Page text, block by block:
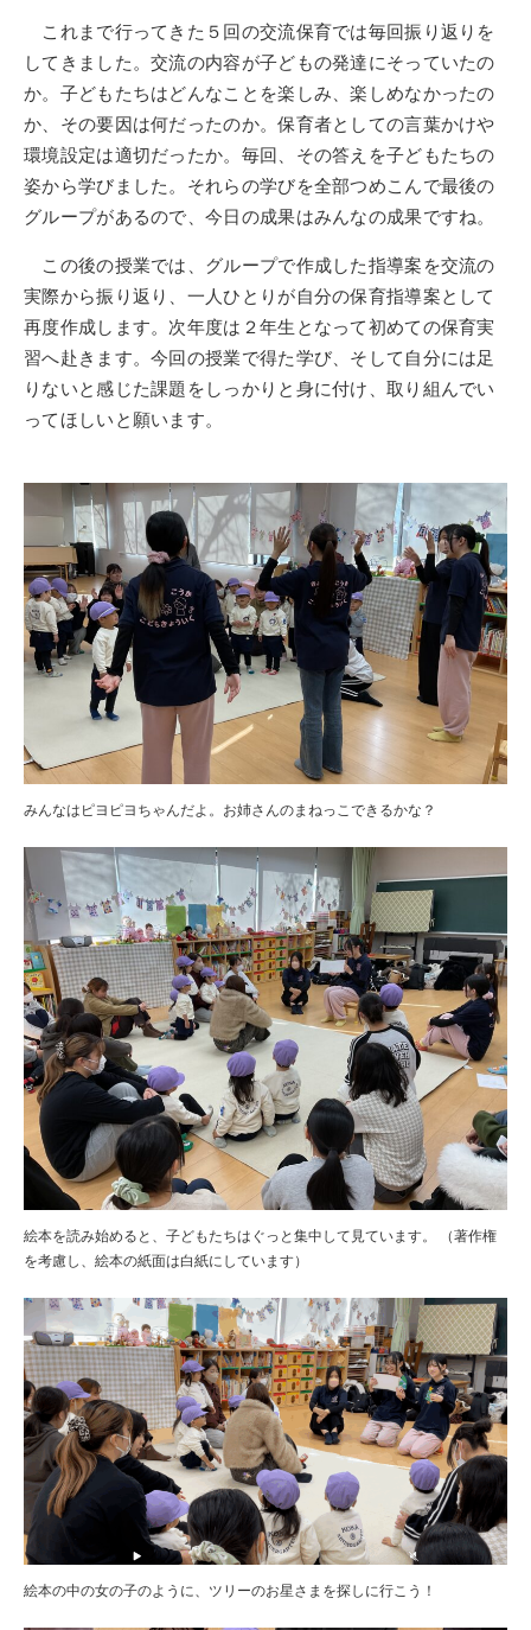
これまで行ってきた５回の交流保育では毎回振り返りを
してきました。交流の内容が子どもの発達にそっていたの
か。子どもたちはどんなことを楽しみ、楽しめなかったの
か、その要因は何だったのか。保育者としての言葉かけや
環境設定は適切だったか。毎回、その答えを子どもたちの
姿から学びました。それらの学びを全部つめこんで最後の
グループがあるので、今日の成果はみんなの成果ですね。
この後の授業では、グループで作成した指導案を交流の
実際から振り返り、一人ひとりが自分の保育指導案として
再度作成します。次年度は２年生となって初めての保育実
習へ赴きます。今回の授業で得た学び、そして自分には足
りないと感じた課題をしっかりと身に付け、取り組んでい
ってほしいと願います。
みんなはピヨピヨちゃんだよ。お姉さんのまねっこできるかな？
絵本を読み始めると、子どもたちはぐっと集中して見ています。 （著作権
を考慮し、絵本の紙面は白紙にしています）
絵本の中の女の子のように、ツリーのお星さまを探しに行こう！